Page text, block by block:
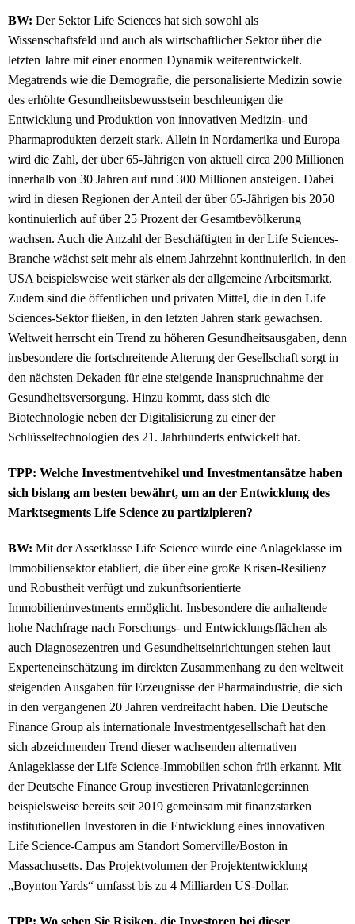
BW: Der Sektor Life Sciences hat sich sowohl als
Wissenschaftsfeld und auch als wirtschaftlicher Sektor über die
letzten Jahre mit einer enormen Dynamik weiterentwickelt.
Megatrends wie die Demografie, die personalisierte Medizin sowie
des erhöhte Gesundheitsbewusstsein beschleunigen die
Entwicklung und Produktion von innovativen Medizin- und
Pharmaprodukten derzeit stark. Allein in Nordamerika und Europa
wird die Zahl, der über 65-Jährigen von aktuell circa 200 Millionen
innerhalb von 30 Jahren auf rund 300 Millionen ansteigen. Dabei
wird in diesen Regionen der Anteil der über 65-Jährigen bis 2050
kontinuierlich auf über 25 Prozent der Gesamtbevölkerung
wachsen. Auch die Anzahl der Beschäftigten in der Life Sciences-
Branche wächst seit mehr als einem Jahrzehnt kontinuierlich, in den
USA beispielsweise weit stärker als der allgemeine Arbeitsmarkt.
Zudem sind die öffentlichen und privaten Mittel, die in den Life
Sciences-Sektor fließen, in den letzten Jahren stark gewachsen.
Weltweit herrscht ein Trend zu höheren Gesundheitsausgaben, denn
insbesondere die fortschreitende Alterung der Gesellschaft sorgt in
den nächsten Dekaden für eine steigende Inanspruchnahme der
Gesundheitsversorgung. Hinzu kommt, dass sich die
Biotechnologie neben der Digitalisierung zu einer der
Schlüsseltechnologien des 21. Jahrhunderts entwickelt hat.
TPP: Welche Investmentvehikel und Investmentansätze haben
sich bislang am besten bewährt, um an der Entwicklung des
Marktsegments Life Science zu partizipieren?
BW: Mit der Assetklasse Life Science wurde eine Anlageklasse im
Immobiliensektor etabliert, die über eine große Krisen-Resilienz
und Robustheit verfügt und zukunftsorientierte
Immobilieninvestments ermöglicht. Insbesondere die anhaltende
hohe Nachfrage nach Forschungs- und Entwicklungsflächen als
auch Diagnosezentren und Gesundheitseinrichtungen stehen laut
Experteneinschätzung im direkten Zusammenhang zu den weltweit
steigenden Ausgaben für Erzeugnisse der Pharmaindustrie, die sich
in den vergangenen 20 Jahren verdreifacht haben. Die Deutsche
Finance Group als internationale Investmentgesellschaft hat den
sich abzeichnenden Trend dieser wachsenden alternativen
Anlageklasse der Life Science-Immobilien schon früh erkannt. Mit
der Deutsche Finance Group investieren Privatanleger:innen
beispielsweise bereits seit 2019 gemeinsam mit finanzstarken
institutionellen Investoren in die Entwicklung eines innovativen
Life Science-Campus am Standort Somerville/Boston in
Massachusetts. Das Projektvolumen der Projektentwicklung
„Boynton Yards“ umfasst bis zu 4 Milliarden US-Dollar.
TPP: Wo sehen Sie Risiken, die Investoren bei dieser